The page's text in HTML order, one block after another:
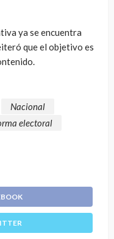
ya se encuentra
que el objetivo es
Nacional
electoral